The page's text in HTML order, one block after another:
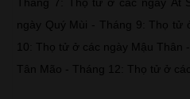
ngày Quý Mùi - Tháng 9: Thọ tử
10: Thọ tử ở các ngày Mậu Thân
Tân Mão - Tháng 12: Thọ tử ở